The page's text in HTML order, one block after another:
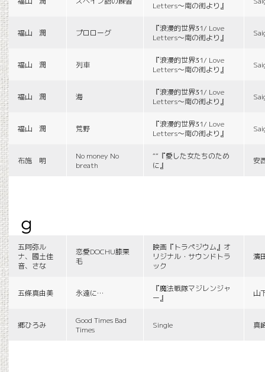
Letters〜南の街より』
福山 潤 プロローグ
『浪漫的世界31/ Love
Letters〜南の街より』
福山 潤 列車
『浪漫的世界31/ Love
Letters〜南の街より』
福山 潤 海
『浪漫的世界31/ Love
Letters〜南の街より』
福山 潤 荒野
『浪漫的世界31/ Love
Letters〜南の街より』
布施 明
No money No
breath
““『愛した女たちのため
に』
安
g
五阿弥ル
ナ、國土佳
音、さな
恋愛DOCHU膝栗
毛
映画『トラペジウム』オ
リジナル・サウンドトラ
ック
濱
五條真由美 永遠に…
『魔法戦隊マジレンジャ
ー』
山
郷ひろみ
Good Times Bad
Times
Single 真